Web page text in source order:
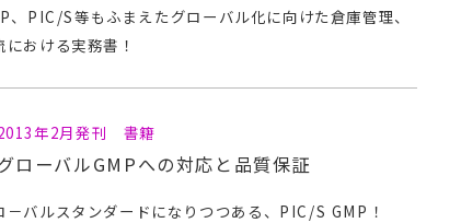
、PIC/S等もふまえたグローバル化に向けた倉庫管理、
における実務書！
年2月発刊 書籍
ローバルGMPへの対応と品質保証
－バルスタンダードになりつつある、PIC/S GMP！